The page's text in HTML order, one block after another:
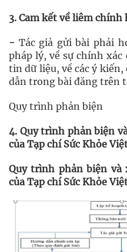
3. Cam kết về liêm chính
- Tác giả gửi bài phải
pháp lý, về sự chính
tin dữ liệu, về các ý
dẫn trong bài đăng trên
Quy trình phản biện
4. Quy trình phản biện
của Tạp chí Sức Khỏe
Quy trình phản biện và
của Tạp chí Sức Khỏe